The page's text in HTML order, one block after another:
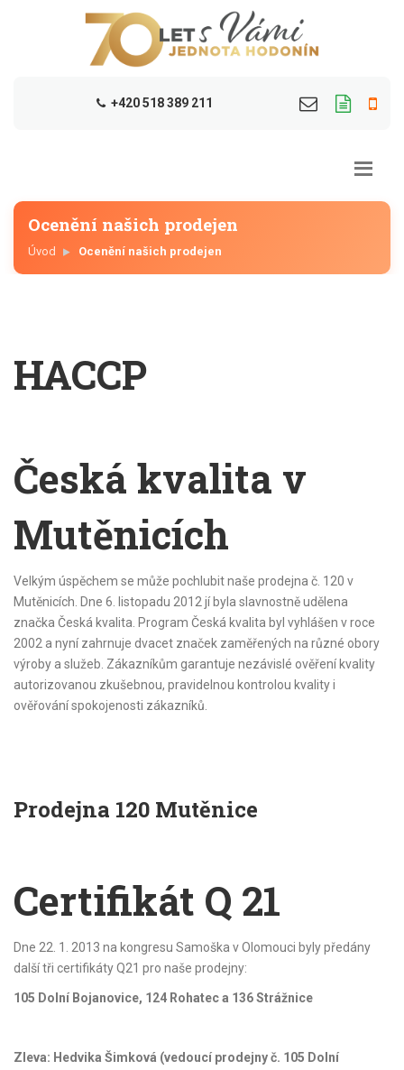
+420 518 389 211
Ocenění našich prodejen
Úvod Ocenění našich prodejen
HACCP
Česká kvalita v
Mutěnicích
Velkým úspěchem se může pochlubit naše prodejna č. 120 v
Mutěnicích. Dne 6. listopadu 2012 jí byla slavnostně udělena
značka Česká kvalita. Program Česká kvalita byl vyhlášen v roce
2002 a nyní zahrnuje dvacet značek zaměřených na různé obory
výroby a služeb. Zákazníkům garantuje nezávislé ověření kvality
autorizovanou zkušebnou, pravidelnou kontrolou kvality i
ověřování spokojenosti zákazníků.
Prodejna 120 Mutěnice
Certifikát Q 21
Dne 22. 1. 2013 na kongresu Samoška v Olomouci byly předány
další tři certifikáty Q21 pro naše prodejny:
105 Dolní Bojanovice, 124 Rohatec a 136 Strážnice
Zleva: Hedvika Šimková (vedoucí prodejny č. 105 Dolní